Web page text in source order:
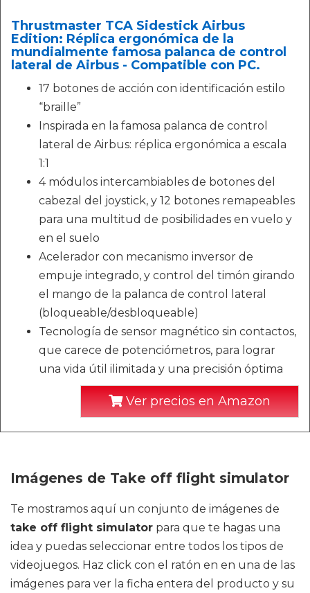
Thrustmaster TCA Sidestick Airbus
Edition: Réplica ergonómica de la
mundialmente famosa palanca de control
lateral de Airbus - Compatible con PC.
17 botones de acción con identificación estilo
“braille”
Inspirada en la famosa palanca de control
lateral de Airbus: réplica ergonómica a escala
1:1
4 módulos intercambiables de botones del
cabezal del joystick, y 12 botones remapeables
para una multitud de posibilidades en vuelo y
en el suelo
Acelerador con mecanismo inversor de
empuje integrado, y control del timón girando
el mango de la palanca de control lateral
(bloqueable/desbloqueable)
Tecnología de sensor magnético sin contactos,
que carece de potenciómetros, para lograr
una vida útil ilimitada y una precisión óptima
Ver precios en Amazon
Imágenes de Take off flight simulator
Te mostramos aquí un conjunto de imágenes de
take off flight simulator para que te hagas una
idea y puedas seleccionar entre todos los tipos de
videojuegos. Haz click con el ratón en en una de las
imágenes para ver la ficha entera del producto y su